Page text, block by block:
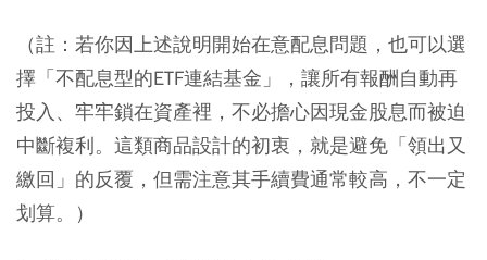
（註：若你因上述說明開始在意配息問題，也可以選
擇「不配息型的ETF連結基金」，讓所有報酬自動再
投入、牢牢鎖在資產裡，不必擔心因現金股息而被迫
中斷複利。這類商品設計的初衷，就是避免「領出又
繳回」的反覆，但需注意其手續費通常較高，不一定
划算。）